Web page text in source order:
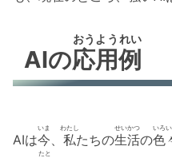
AIの応用
おうよう
例
れい
AIは今
いま
、 私
わたし
たちの生活
せいかつ
の色
いろ
たと